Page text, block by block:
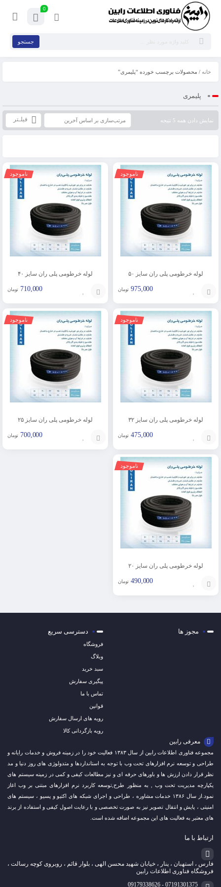
0
جستجو
خانه / محصولات برچسب خورده “پلیمری”
پلیمری
فیلـتر نمایش دادن همه 5 نتیجه
ناموجود
لوله خرطومی پلی ران سایز ۵۰
975,000 تومان
افزودن
ناموجود
لوله خرطومی پلی ران سایز ۴۰
710,000 تومان
افزودن
ناموجود
لوله خرطومی پلی ران سایز ۳۲
475,000 تومان
افزودن
ناموجود
لوله خرطومی پلی ران سایز ۲۵
700,000 تومان
ناموجود
لوله خرطومی پلی ران سایز ۲۰
490,000 تومان
مجوز ها دسترسی سریع
فروشگاه
وبلاگ
سبد خرید
پیگیری سفارش
تماس با ما
قوانین
رویه های ارسال سفارش
رویه بازگردانی کالا
معرفی رابین
مجموعه فناوری اطلاعات رابین از سال ۱۳۸۳ فعالیت خود را در زمینه فروش و خدمات رایانه و
طراحی و توسعه نرم افزارهای تحت وب با توجه به استانداردها و متدولوژی های روز دنیا و مد
نظر قرار دادن ارزش ها و باورهای حرفه ای و نیز مطالعات کیفی و کمی در زمینه سیستم های
یکپارچه مدیریت تحت وب , به منظور طرح,توسعه کاربرد نرم افزارهای مبتنی بر وب اغاز
نمود.از سال ۱۳۸۶ خدمات مشاوره ، طراحی و اجرای شبکه های اکتیو و پسیو ، سیستم های
امنیتی ، پایش و انتقال تصویر نیز به صورت تخصصی و با رعایت اصول کیفی و استفاده از برند
های معتبر به فعالیت های این مجموعه اضافه شده است.
ارتباط با ما
فارس ، استهبان ، پنار ، خیابان شهید محسن الهی ، بلوار قائم ، روبروی کوچه رسالت ،
فروشگاه فناوری اطلاعات رابین
07191301375 - 09179338626